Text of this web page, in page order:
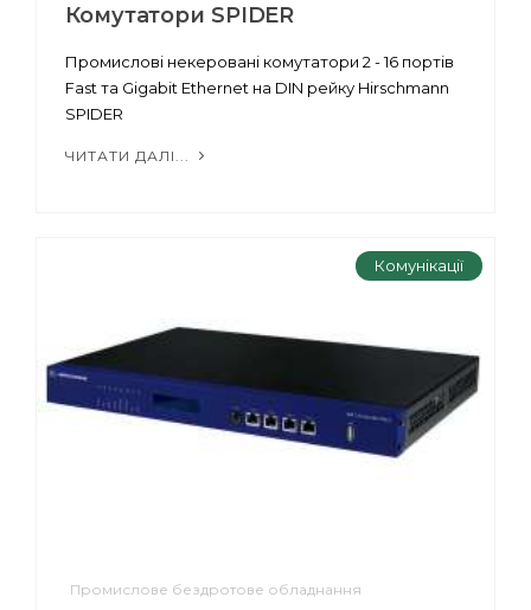
Комутатори SPIDER
Промислові некеровані комутатори 2 - 16 портів
Fast та Gigabit Ethernet на DIN рейку Hirschmann
SPIDER
ЧИТАТИ ДАЛІ...
Комунікації
Промислове бездротове обладнання